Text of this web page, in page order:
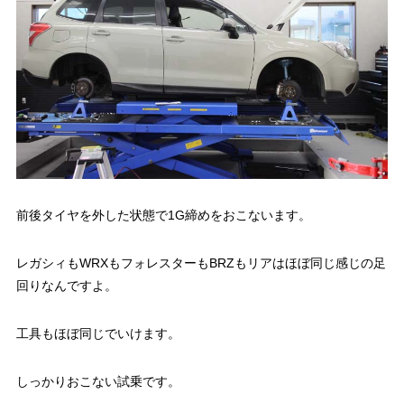
前後タイヤを外した状態で1G締めをおこないます。
レガシィもWRXもフォレスターもBRZもリアはほぼ同じ感じの足
回りなんですよ。
工具もほぼ同じでいけます。
しっかりおこない試乗です。